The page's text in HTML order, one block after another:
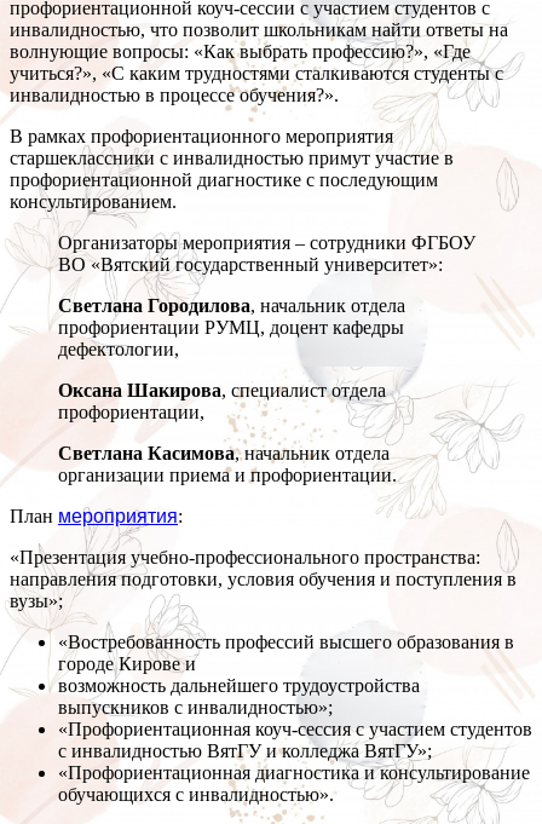
профориентационной коуч-сеcсии с участием студентов с
инвалидностью, что позволит школьникам найти ответы на
волнующие вопросы: «Как выбрать профессию?», «Где
учиться?», «С каким трудностями сталкиваются студенты с
инвалидностью в процессе обучения?».
В рамках профориентационного мероприятия
старшеклассники с инвалидностью примут участие в
профориентационной диагностике с последующим
консультированием.
Организаторы мероприятия – сотрудники ФГБОУ
ВО «Вятский государственный университет»:
Светлана Городилова, начальник отдела
профориентации РУМЦ, доцент кафедры
дефектологии,
Оксана Шакирова, специалист отдела
профориентации,
Светлана Касимова, начальник отдела
организации приема и профориентации.
План мероприятия:
«Презентация учебно-профессионального пространства:
направления подготовки, условия обучения и поступления в
вузы»;
«Востребованность профессий высшего образования в
городе Кирове и
возможность дальнейшего трудоустройства
выпускников с инвалидностью»;
«Профориентационная коуч-сеcсия с участием студентов
с инвалидностью ВятГУ и колледжа ВятГУ»;
«Профориентационная диагностика и консультирование
обучающихся с инвалидностью».